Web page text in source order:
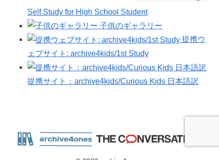
Self Study for High School Student
子供のギャラリー
提携ウ
ェブサイト: archive4kids/1st Study
提携サイト：archive4kids/Curious Kids 日本語訳